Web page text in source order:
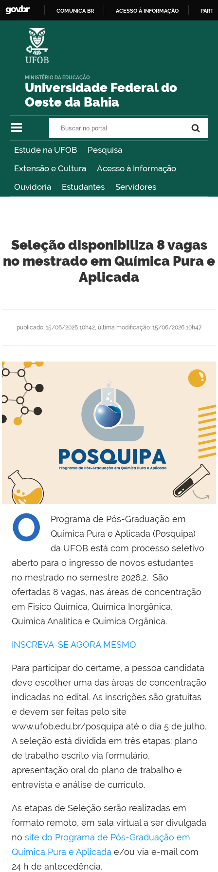
COMUNICA BR ACESSO À INFORMAÇÃO
Universidade Federal do
Oeste da Bahia
MINISTÉRIO DA EDUCAÇÃO
Estude na UFOB
Pesquisa
Extensão e Cultura
Acesso à Informação
Ouvidoria
Estudantes Servidores
Seleção disponibiliza 8 vagas
no mestrado em Química Pura e
Aplicada
publicado: 15/06/2026 10h42 última modificação: 15/06/2026 10h47
O
Programa de Pós-Graduação em
Química Pura e Aplicada (Posquipa)
da UFOB está com processo seletivo
aberto para o ingresso de novos estudantes
no mestrado no semestre 2026.2. São
ofertadas 8 vagas, nas áreas de concentração
em Físico Química, Química Inorgânica,
Química Analítica e Química Orgânica.
INSCREVA-SE AGORA MESMO
Para participar do certame, a pessoa candidata
deve escolher uma das áreas de concentração
indicadas no edital. As inscrições são gratuitas
e devem ser feitas pelo site
www.ufob.edu.br/posquipa até o dia 5 de julho.
A seleção está dividida em três etapas: plano
de trabalho escrito via formulário,
apresentação oral do plano de trabalho e
entrevista e análise de currículo.
As etapas de Seleção serão realizadas em
formato remoto, em sala virtual a ser divulgada
no site do Programa de Pós-Graduação em
Química Pura e Aplicada e/ou via e-mail com
24 h de antecedência.